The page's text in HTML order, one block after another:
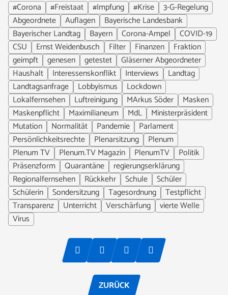
#Corona
#Freistaat #Impfung #Krise
3-G-Regelung
Abgeordnete
Auflagen
Bayerische Landesbank
Bayerischer Landtag
Bayern Corona-Ampel
COVID-19
CSU
Ernst Weidenbusch Filter Finanzen
Fraktion
geimpft
genesen getestet
Gläserner Abgeordneter
Haushalt
Interessenskonflikt Interviews
Landtag
Landtagsanfrage
Lobbyismus
Lockdown
Lokalfernsehen
Luftreinigung MArkus Söder
Masken
Maskenpflicht
Maximilianeum MdL
Ministerpräsident
Mutation
Normalität Pandemie
Parlament
Persönlichkeitsrechte
Plenarsitzung
Plenum
Plenum TV
Plenum.TV Magazin PlenumTV
Politik
Präsenzform
Quarantäne
regierungserklärung
Regionalfernsehen
Rückkehr Schule
Schüler
Schülerin
Sondersitzung Tagesordnung
Testpflicht
Transparenz
Unterricht Verschärfung
vierte Welle
Virus
ZURÜCK